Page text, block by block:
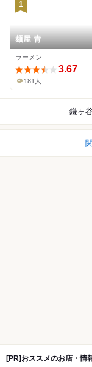
1
麺屋 青
ラーメン
3.67
181人
鎌ヶ
[PR]おススメのお店・情